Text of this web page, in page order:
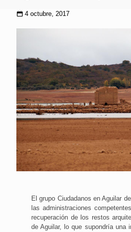
4 octubre, 2017
El grupo Ciudadanos en Aguilar
las administraciones
recuperación de los restos
de Aguilar, lo que supondría una